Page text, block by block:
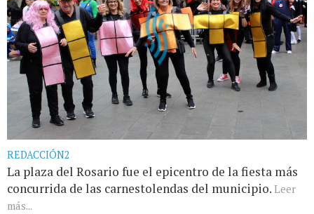
REDACCIÓN2
La plaza del Rosario fue el epicentro de la fiesta más
concurrida de las carnestolendas del municipio. Leer
más...